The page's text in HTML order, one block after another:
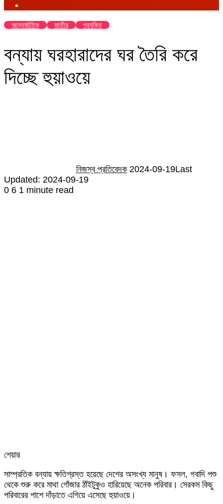
আন্তর্জাতিক জাতীয় প্রযুক্তি
বন্যায় ঘরহারাদের ঘর তৈরি করে
দিচ্ছে হুয়াওয়ে
নিজস্ব প্রতিবেদক 2024-09-19Last
Updated: 2024-09-19
0 6 1 minute read
শেয়ার
via
Email
সাম্প্রতিক বন্যায় ক্ষতিগ্রস্ত হয়েছে দেশের অসংখ্য মানুষ। ফসল, গবাদি পশু
থেকে শুরু করে মাথা গোঁজার ঠাঁইটুকুও হারিয়েছে অনেক পরিবার। সেরকম কিছু
পরিবারের পাশে দাঁড়াতে এগিয়ে এসেছে হুয়াওয়ে।